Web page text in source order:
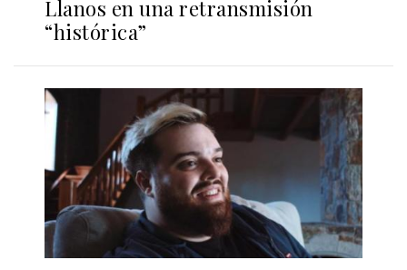
Llanos en una retransmisión
“histórica”